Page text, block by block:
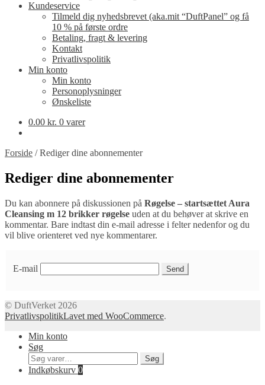
Kundeservice
Tilmeld dig nyhedsbrevet (aka.mit “DuftPanel” og få
10 % på første ordre
Betaling, fragt & levering
Kontakt
Privatlivspolitik
Min konto
Min konto
Personoplysninger
Ønskeliste
0.00 kr. 0 varer
Forside /Rediger dine abonnementer
Rediger dine abonnementer
Du kan abonnere på diskussionen på Røgelse – startsættet Aura
Cleansing m 12 brikker røgelse uden at du behøver at skrive en
kommentar. Bare indtast din e-mail adresse i felter nedenfor og du
vil blive orienteret ved nye kommentarer.
E-mail
© DuftVerket 2026
PrivatlivspolitikLavet med WooCommerce.
Min konto
Søg
Søg
efter:
Søg
Indkøbskurv 0